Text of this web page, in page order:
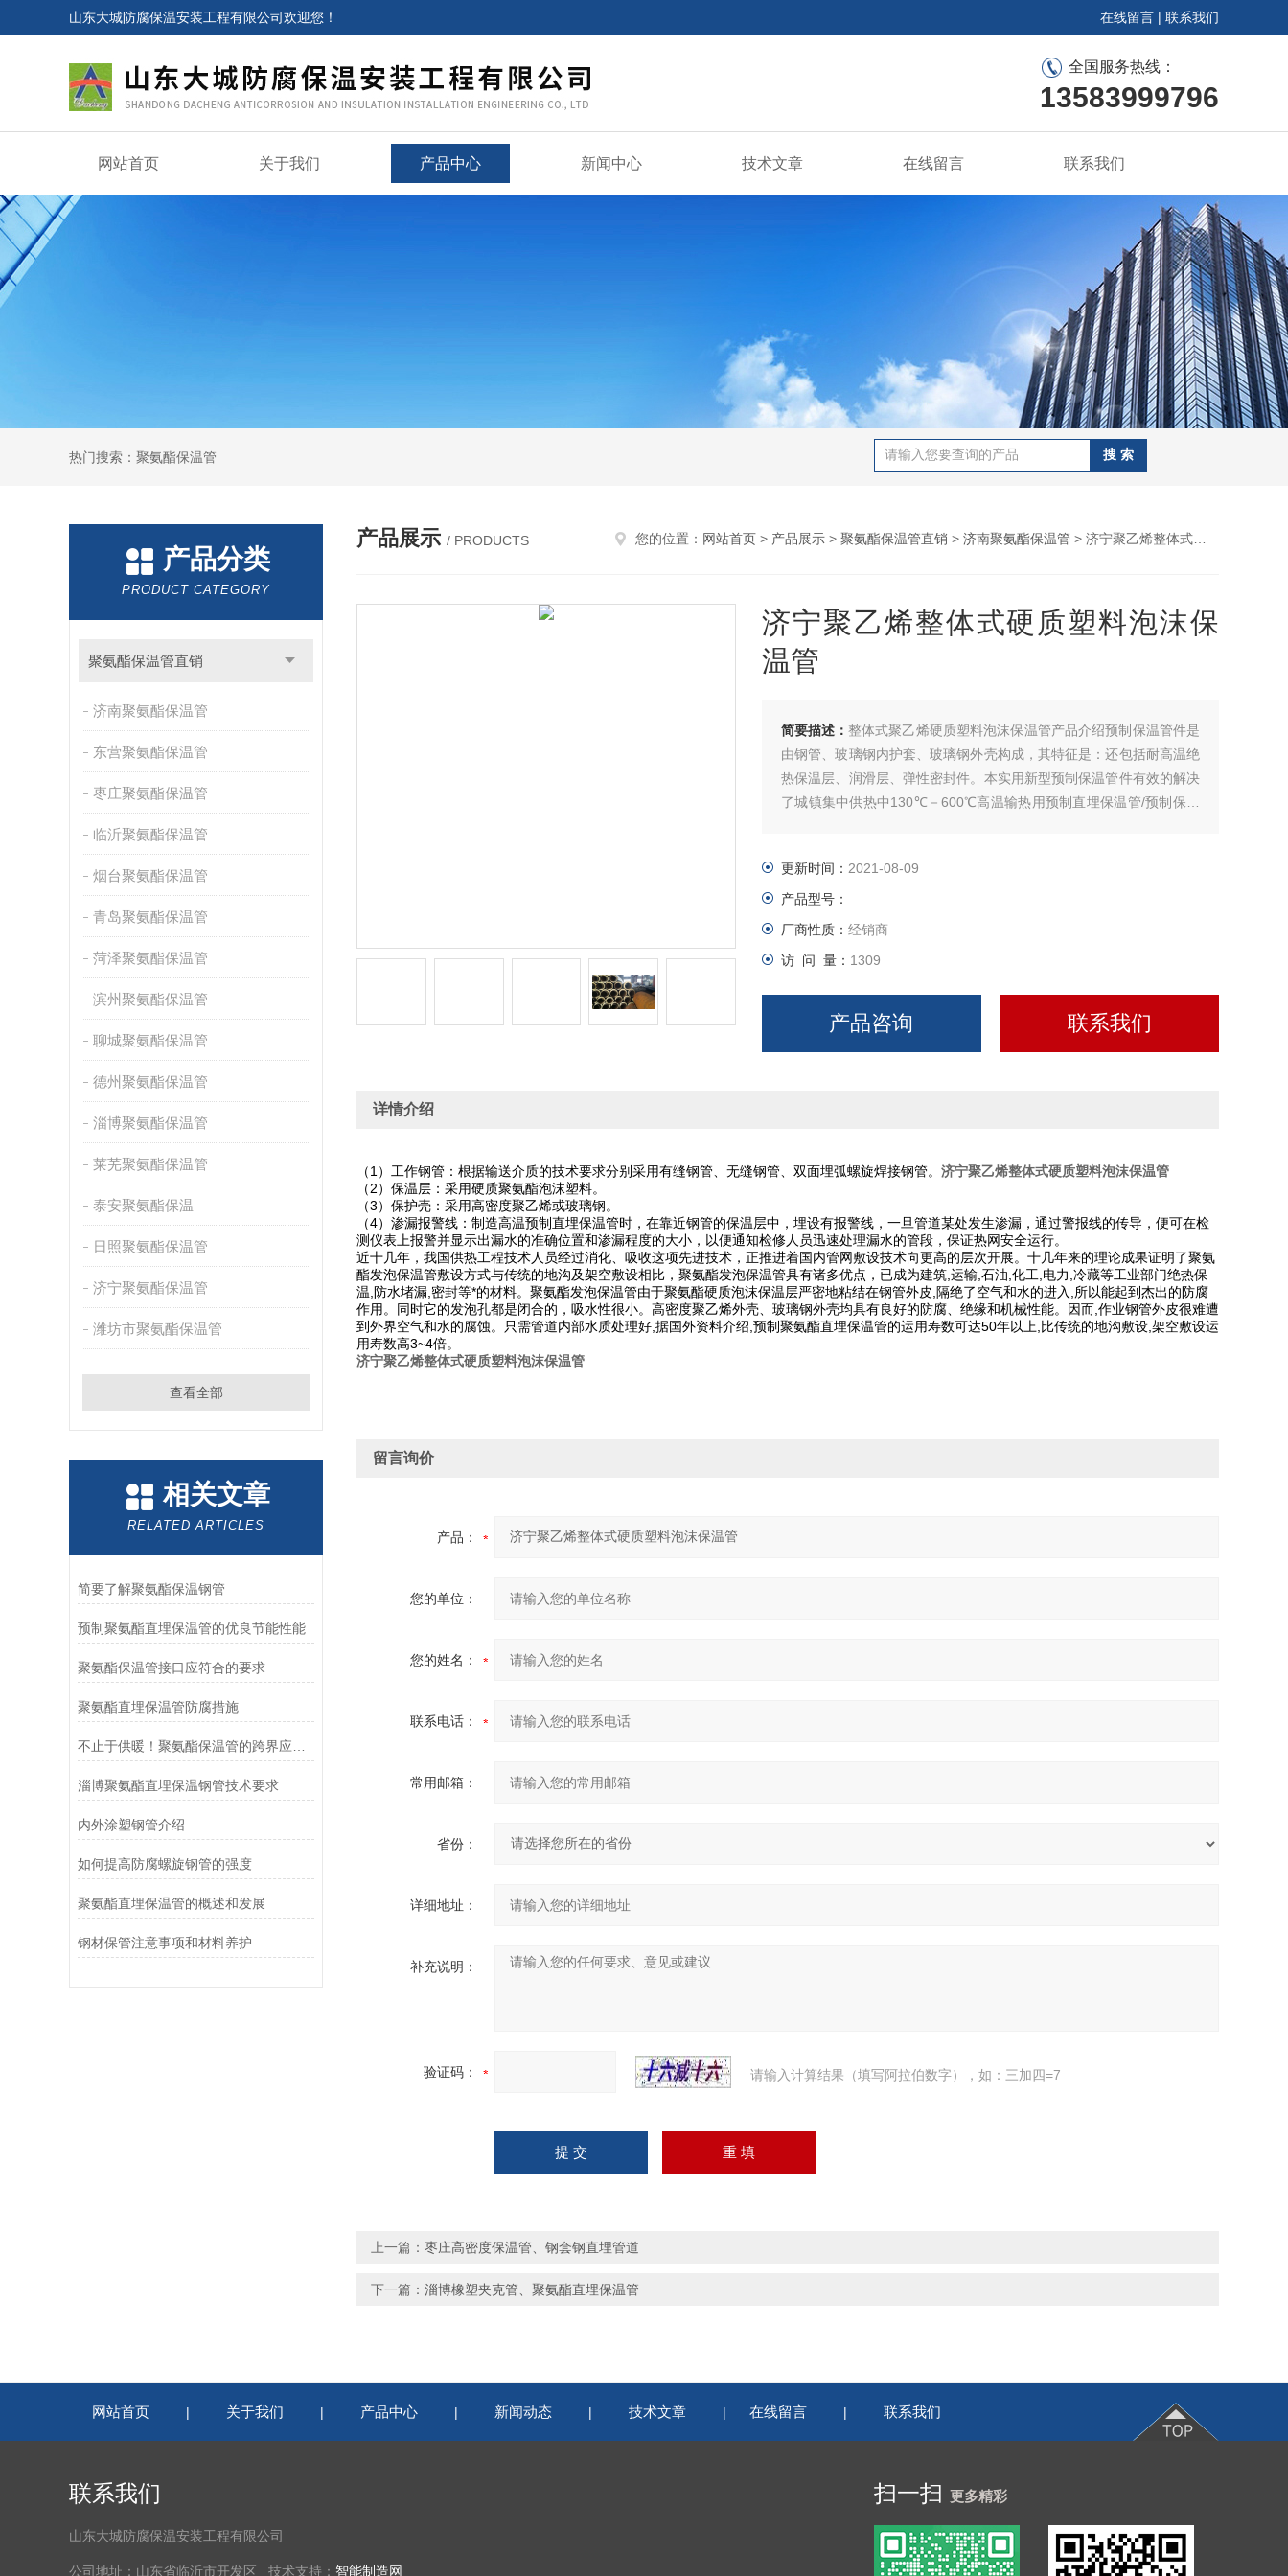
山东大城防腐保温安装工程有限公司欢迎您！ 在线留言 | 联系我们
全国服务热线：
13583999796
网站首页 关于我们 产品中心 新闻中心 技术文章 在线留言 联系我们
热门搜索：聚氨酯保温管
产品分类
PRODUCT CATEGORY
聚氨酯保温管直销
济南聚氨酯保温管
东营聚氨酯保温管
枣庄聚氨酯保温管
临沂聚氨酯保温管
烟台聚氨酯保温管
青岛聚氨酯保温管
菏泽聚氨酯保温管
滨州聚氨酯保温管
聊城聚氨酯保温管
德州聚氨酯保温管
淄博聚氨酯保温管
莱芜聚氨酯保温管
泰安聚氨酯保温
日照聚氨酯保温管
济宁聚氨酯保温管
潍坊市聚氨酯保温管
查看全部
相关文章
RELATED ARTICLES
简要了解聚氨酯保温钢管
预制聚氨酯直埋保温管的优良节能性能
聚氨酯保温管接口应符合的要求
聚氨酯直埋保温管防腐措施
淄博聚氨酯直埋保温钢管技术要求
内外涂塑钢管介绍
如何提高防腐螺旋钢管的强度
聚氨酯直埋保温管的概述和发展
钢材保管注意事项和材料养护
产品展示 / PRODUCTS 您的位置： 网站首页 > 产品展示 > 聚氨酯保温管直销 > 济南聚氨酯保温管 > 济宁聚乙烯整体式硬质塑料泡沫保温管
济宁聚乙烯整体式硬质塑料泡沫保
温管
简要描述： 整体式聚乙烯硬质塑料泡沫保温管产品介绍预制保温管件是
由钢管、玻璃钢内护套、玻璃钢外壳构成，其特征是：还包括耐高温绝
热保温层、润滑层、弹性密封件。本实用新型预制保温管件有效的解决
了城镇集中供热中130℃－600℃高温输热用预制直埋保温管/预制保温
更新时间： 2021-08-09
产品型号：
厂商性质： 经销商
访 问 量： 1309
产品咨询 联系我们
详情介绍
（1）工作钢管：根据输送介质的技术要求分别采用有缝钢管、无缝钢管、双面埋弧螺旋焊接钢管。 济宁聚乙烯整体式硬质塑料泡沫保温管
（2）保温层：采用硬质聚氨酯泡沫塑料。
（3）保护壳：采用高密度聚乙烯或玻璃钢。
（4）渗漏报警线：制造高温预制直埋保温管时，在靠近钢管的保温层中，埋设有报警线，一旦管道某处发生渗漏，通过警报线的传导，便可在检
测仪表上报警并显示出漏水的准确位置和渗漏程度的大小，以便通知检修人员迅速处理漏水的管段，保证热网安全运行。
近十几年，我国供热工程技术人员经过消化、吸收这项先进技术，正推进着国内管网敷设技术向更高的层次开展。十几年来的理论成果证明了聚氨
酯发泡保温管敷设方式与传统的地沟及架空敷设相比，聚氨酯发泡保温管具有诸多优点，已成为建筑,运输,石油,化工,电力,冷藏等工业部门绝热保
温,防水堵漏,密封等*的材料。 聚氨酯发泡保温管由于聚氨酯硬质泡沫保温层严密地粘结在钢管外皮,隔绝了空气和水的进入,所以能起到杰出的防腐
作用。同时它的发泡孔都是闭合的，吸水性很小。高密度聚乙烯外壳、玻璃钢外壳均具有良好的防腐、绝缘和机械性能。因而,作业钢管外皮很难遭
到外界空气和水的腐蚀。只需管道内部水质处理好,据国外资料介绍,预制聚氨酯直埋保温管的运用寿数可达50年以上,比传统的地沟敷设,架空敷设运
用寿数高3~4倍。
济宁聚乙烯整体式硬质塑料泡沫保温管
留言询价
产品：
您的单位：
您的姓名：
联系电话：
常用邮箱：
省份：
详细地址：
补充说明：
验证码： 请输入计算结果（填写阿拉伯数字），如：三加四=7
上一篇： 枣庄高密度保温管、钢套钢直埋管道
下一篇： 淄博橡塑夹克管、聚氨酯直埋保温管
网站首页 | 关于我们 | 产品中心 | 新闻动态 | 技术文章 | 在线留言 | 联系我们
联系我们
山东大城防腐保温安装工程有限公司
公司地址：山东省临沂市开发区 技术支持： 智能制造网
扫一扫 更多精彩